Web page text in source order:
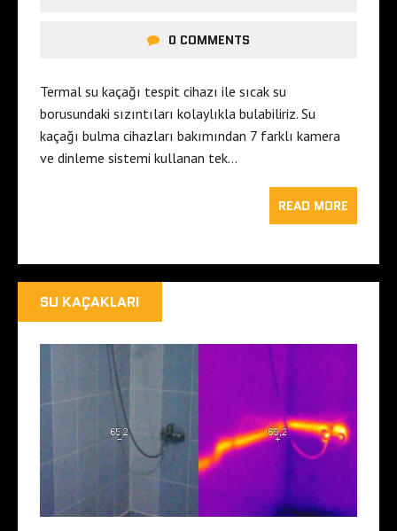
0 COMMENTS
Termal su kaçağı tespit cihazı ile sıcak su
borusundaki sızıntıları kolaylıkla bulabiliriz. Su
kaçağı bulma cihazları bakımından 7 farklı kamera
ve dinleme sistemi kullanan tek…
READ MORE
SU KAÇAKLARI